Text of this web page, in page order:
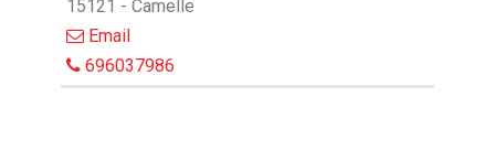
15121 - Camelle
Email
696037986